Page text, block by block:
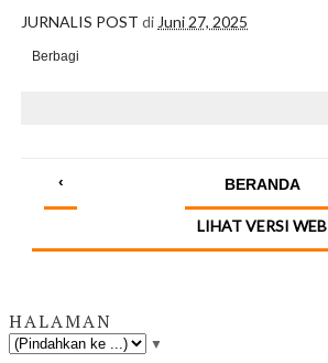
JURNALIS POST diJuni 27, 2025
Berbagi
‹ BERANDA
LIHAT VERSI WEB
HALAMAN
▼